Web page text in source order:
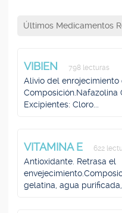
Últimos Medicamentos
VIBIEN 798 lecturas
Alivio del enrojecimiento
Composición.Nafazolina
Excipientes: Cloro...
VITAMINA E 622
Antioxidante. Retrasa el
gelatina, agua purificada,